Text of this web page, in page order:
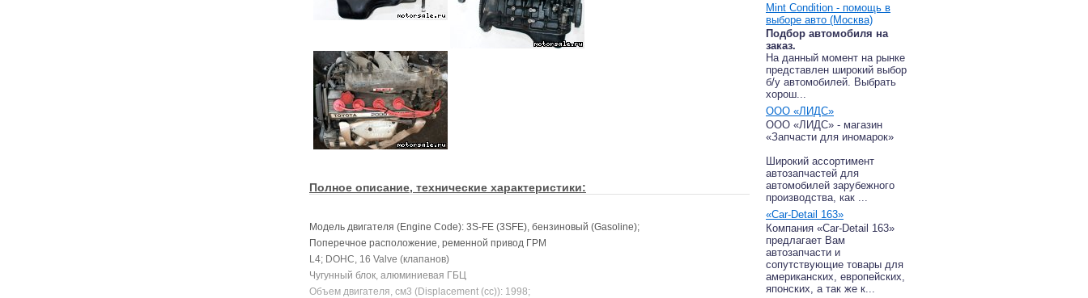
Полное описание, технические характеристики:
Модель двигателя (Engine Code): 3S-FE (3SFE), бензиновый (Gasoline);
Поперечное расположение, ременной привод ГРМ
L4; DOHC, 16 Valve (клапанов)
Чугунный блок, алюминиевая ГБЦ
Объем двигателя, см3 (Displacement (cc)): 1998;
Mint Condition - помощь в
выборе авто (Москва)
Подбор автомобиля на
заказ.
На данный момент на рынке
представлен широкий выбор
б/у автомобилей. Выбрать
хорош...
ООО «ЛИДС»
ООО «ЛИДС» - магазин
«Запчасти для иномарок»
Широкий ассортимент
автозапчастей для
автомобилей зарубежного
производства, как ...
«Car-Detail 163»
Компания «Car-Detail 163»
предлагает Вам
автозапчасти и
сопутствующие товары для
американских, европейских,
японских, а так же к...